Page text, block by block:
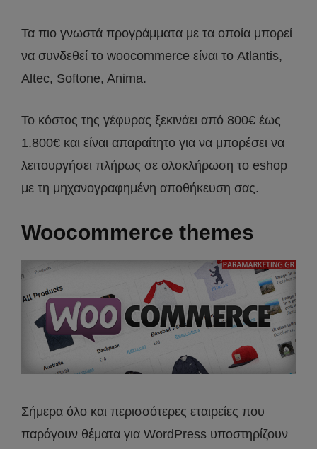
Τα πιο γνωστά προγράμματα με τα οποία μπορεί
να συνδεθεί το woocommerce είναι το Atlantis,
Altec, Softone, Anima.
Το κόστος της γέφυρας ξεκινάει από 800€ έως
1.800€ και είναι απαραίτητο για να μπορέσει να
λειτουργήσει πλήρως σε ολοκλήρωση το eshop
με τη μηχανογραφημένη αποθήκευση σας.
Woocommerce themes
Σήμερα όλο και περισσότερες εταιρείες που
παράγουν θέματα για WordPress υποστηρίζουν